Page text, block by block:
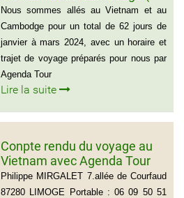
Groupe de monsieur Jean
Pierre Lapointe)
Nous sommes allés au Vietnam et au
Cambodge pour un total de 62 jours de
janvier à mars 2024, avec un horaire et
trajet de voyage préparés pour nous par
Agenda Tour
Lire la suite
Conpte rendu du voyage au
Vietnam avec Agenda Tour
du groupe de Mr Philippe
MIRGALET (15 personnes)
Philippe MIRGALET 7.allée de Courfaud
87280 LIMOGE Portable : 06 09 50 51